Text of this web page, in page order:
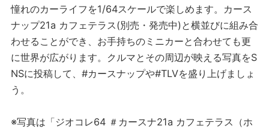
憧れのカーライフを1/64スケールで楽しめます。カース
ナップ21a カフェテラス(別売・発売中)と横並びに組み合
わせることができ、お手持ちのミニカーと合わせても更
に世界が広がります。クルマとその周辺が映える写真をS
NSに投稿して、#カースナップや#TLVを盛り上げましょ
う。
※写真は「ジオコレ64 ＃カースナ21a カフェテラス（ホ